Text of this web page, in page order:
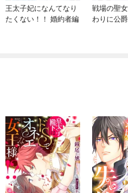
王太子妃になんてなり
たくない！！ 婚約者編
戦場の聖
わりに公